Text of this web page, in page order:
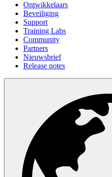
Ontwikkelaars
Beveiliging
Support
Training Labs
Community
Partners
Nieuwsbrief
Release notes